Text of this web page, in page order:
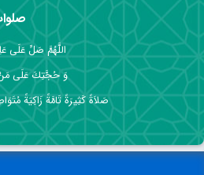
اللَّهُمَّ صَلِّ عَلَى
وَ حُجَّتِكَ عَلَى مَنْ
صَلاَةً كَثِيرَةً تَامَّةً زَاكِيَةً